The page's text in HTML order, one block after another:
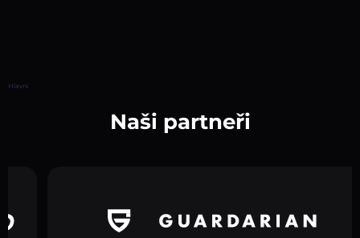
Hlavní
Naši partneři